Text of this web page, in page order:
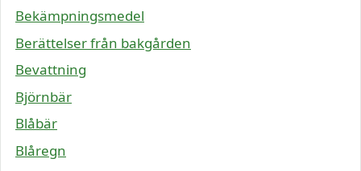
Bekämpningsmedel
Berättelser från bakgården
Bevattning
Björnbär
Blåbär
Blåregn